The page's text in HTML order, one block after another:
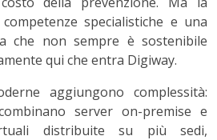
specialistiche e una
che non sempre è sostenibile
qui che entra Digiway.
aggiungono complessità:
server on-premise e
distribuite su più sedi,